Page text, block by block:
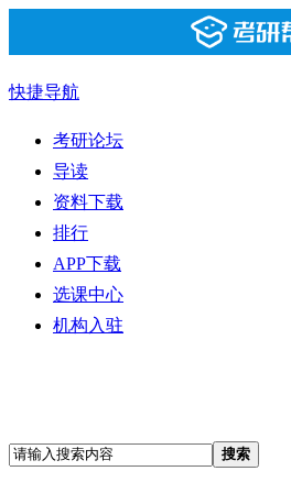
快捷导航
考研论坛
导读
资料下载
排行
APP下载
选课中心
机构入驻
搜索